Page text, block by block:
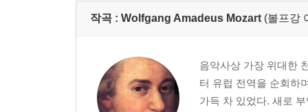
작곡 : Wolfgang Amadeus Mozart (볼프강
음악사상 가장 위대한
터 유럽 전역을 순회하
가득 차 있었다. 새로